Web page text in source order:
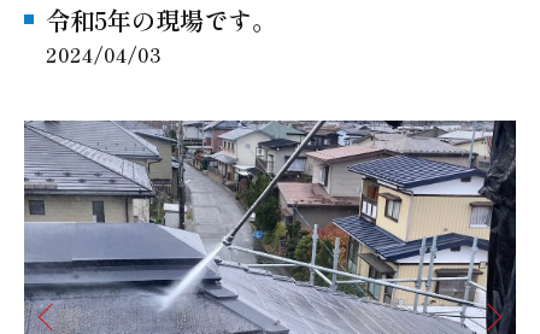
令和5年の現場です。
2024/04/03